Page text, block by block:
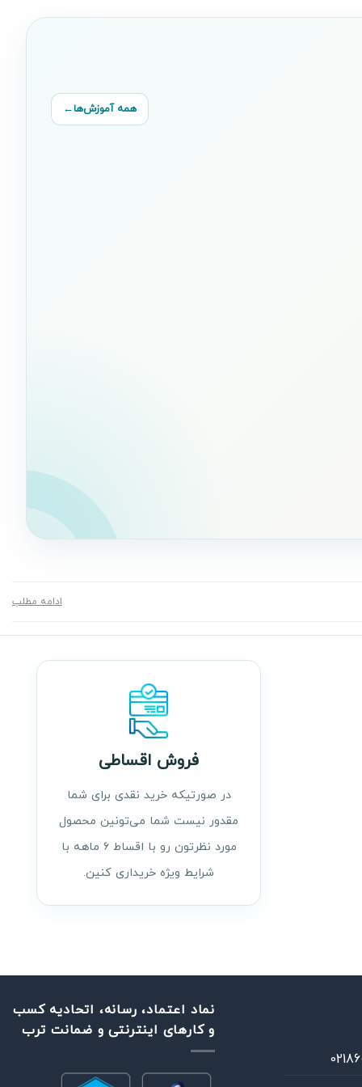
همه آموزش‌ها←
ادامه مطلب
فروش اقساطی
در صورتیکه خرید نقدی برای شما
مقدور نیست شما می‌تونین محصول
مورد نظرتون رو با اقساط ۶ ماهه با
شرایط ویژه خریداری کنین.
نماد اعتماد، رسانه، اتحادیه کسب
و کارهای اینترنتی و ضمانت ترب